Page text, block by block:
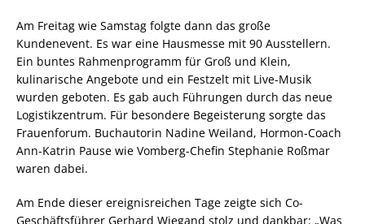
Am Freitag wie Samstag folgte dann das große
Kundenevent. Es war eine Hausmesse mit 90 Ausstellern.
Ein buntes Rahmenprogramm für Groß und Klein,
kulinarische Angebote und ein Festzelt mit Live-Musik
wurden geboten. Es gab auch Führungen durch das neue
Logistikzentrum. Für besondere Begeisterung sorgte das
Frauenforum. Buchautorin Nadine Weiland, Hormon-Coach
Ann-Katrin Pause wie Vomberg-Chefin Stephanie Roßmar
waren dabei.
Am Ende dieser ereignisreichen Tage zeigte sich Co-
Geschäftsführer Gerhard Wiegand stolz und dankbar: „Was